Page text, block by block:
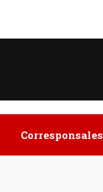
Corresponsales